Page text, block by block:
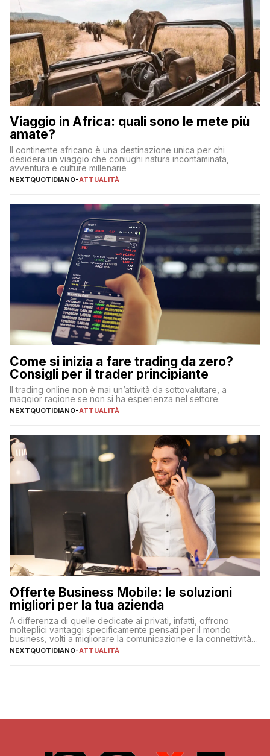
Viaggio in Africa: quali sono le mete più
amate?
Il continente africano è una destinazione unica per chi
desidera un viaggio che coniughi natura incontaminata,
avventura e culture millenarie
NEXTQUOTIDIANO-ATTUALITÀ
Come si inizia a fare trading da zero?
Consigli per il trader principiante
Il trading online non è mai un’attività da sottovalutare, a
maggior ragione se non si ha esperienza nel settore.
NEXTQUOTIDIANO-ATTUALITÀ
Offerte Business Mobile: le soluzioni
migliori per la tua azienda
A differenza di quelle dedicate ai privati, infatti, offrono
molteplici vantaggi specificamente pensati per il mondo
business, volti a migliorare la comunicazione e la connettività
degli utenti
NEXTQUOTIDIANO-ATTUALITÀ